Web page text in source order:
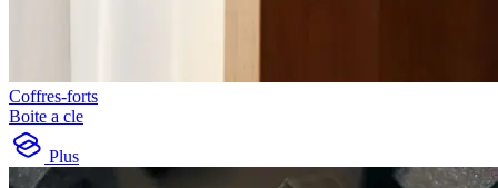
Coffres-forts
Boite a cle
Plus